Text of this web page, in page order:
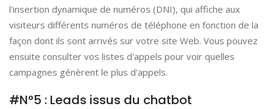
l'insertion dynamique de numéros (DNI), qui affiche aux
visiteurs différents numéros de téléphone en fonction de la
façon dont ils sont arrivés sur votre site Web. Vous pouvez
ensuite consulter vos listes d'appels pour voir quelles
campagnes génèrent le plus d'appels.
#N°5 : Leads issus du chatbot